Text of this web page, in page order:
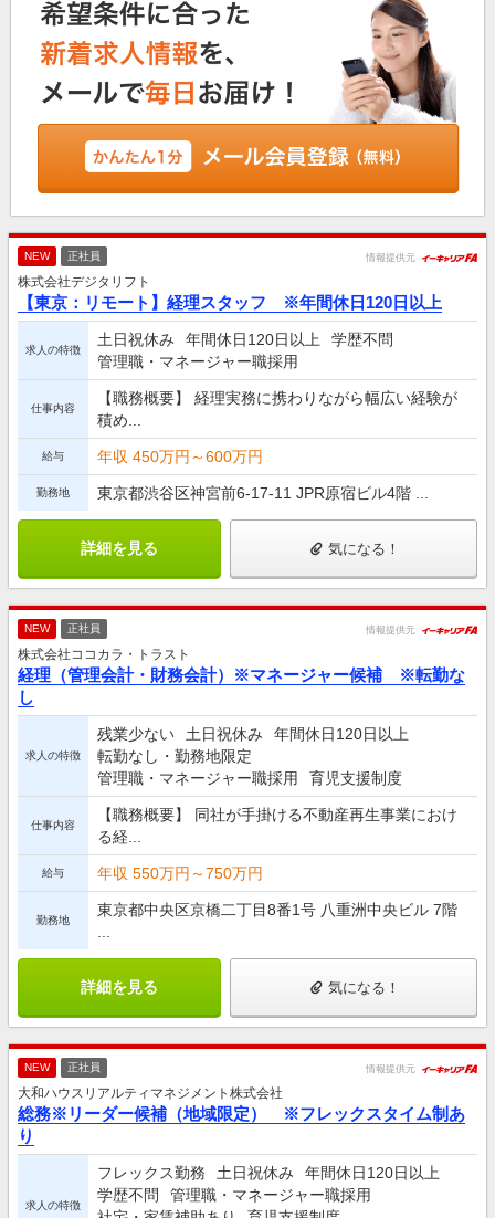
NEW 正社員 情報提供元
株式会社デジタリフト
【東京：リモート】経理スタッフ ※年間休日120日以上
求人の特徴
土日祝休み 年間休日120日以上
学歴不問
管理職・マネージャー職採用
仕事内容
【職務概要】 経理実務に携わりながら幅広い経験が
積め...
給与 年収 450万円～600万円
勤務地 東京都渋谷区神宮前6-17-11 JPR原宿ビル4階 ...
詳細を見る 気になる！
NEW 正社員 情報提供元
株式会社ココカラ・トラスト
経理（管理会計・財務会計）※マネージャー候補 ※転勤な
し
求人の特徴
残業少ない 土日祝休み
年間休日120日以上
転勤なし・勤務地限定
管理職・マネージャー職採用
育児支援制度
仕事内容
【職務概要】 同社が手掛ける不動産再生事業におけ
る経...
給与 年収 550万円～750万円
勤務地
東京都中央区京橋二丁目8番1号 八重洲中央ビル 7階
詳細を見る 気になる！
NEW 正社員 情報提供元
大和ハウスリアルティマネジメント株式会社
総務※リーダー候補（地域限定） ※フレックスタイム制あ
り
求人の特徴
フレックス勤務 土日祝休み
年間休日120日以上
学歴不問
管理職・マネージャー職採用